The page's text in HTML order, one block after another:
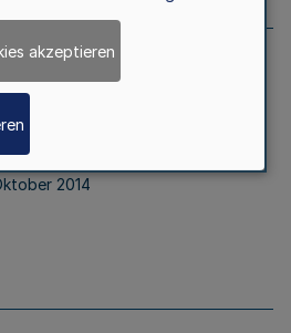
des Landes
(Hochschulgesetz -
2014
akzeptieren